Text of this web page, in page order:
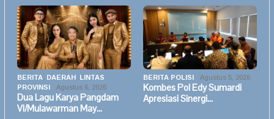
BERITA DAERAH LINTAS
PROVINSI
Agustus 6, 2026
Dua Lagu Karya Pangdam
VI/Mulawarman May…
BERITA POLISI Agustus 5, 2026
Kombes Pol Edy Sumardi
Apresiasi Sinergi…